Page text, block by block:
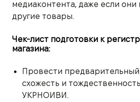
медиаконтента, даже если
другие товары.
Чек-лист подготовки к
магазина:
Провести предварительный
схожесть и
УКРНОИВИ.